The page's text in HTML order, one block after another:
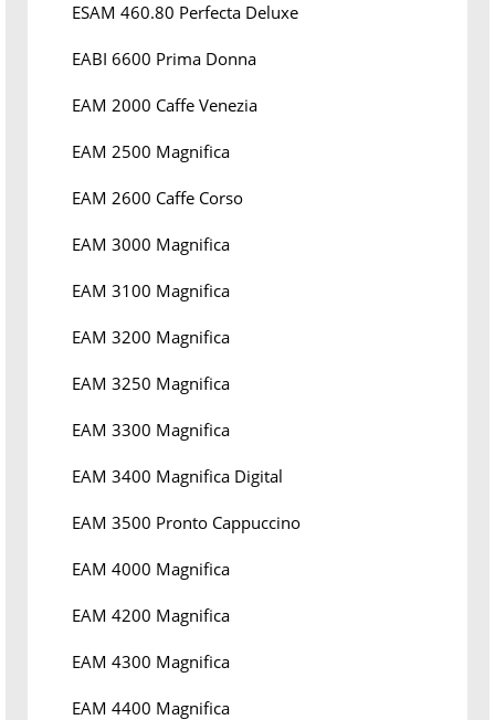
ESAM 460.80 Perfecta Deluxe
EABI 6600 Prima Donna
EAM 2000 Caffe Venezia
EAM 2500 Magnifica
EAM 2600 Caffe Corso
EAM 3000 Magnifica
EAM 3100 Magnifica
EAM 3200 Magnifica
EAM 3250 Magnifica
EAM 3300 Magnifica
EAM 3400 Magnifica Digital
EAM 3500 Pronto Cappuccino
EAM 4000 Magnifica
EAM 4200 Magnifica
EAM 4300 Magnifica
EAM 4400 Magnifica